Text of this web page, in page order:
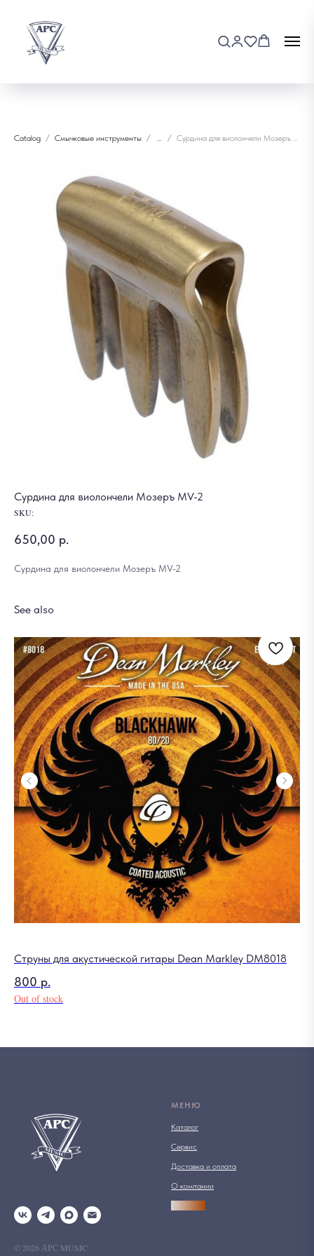
Catalog Смычковые инструменты ... Сурдина для виолончели Мозеръ MV-2
Сурдина для виолончели Мозеръ MV-2
SKU:
650,00 р.
Сурдина для виолончели Мозеръ MV-2
See also
Струны для акустической гитары Dean Markley DM8018
800 р.
Out of stock
© 2026 АРС MUSIC
МЕНЮ
Каталог
Сервис
Доставка и оплата
О компании